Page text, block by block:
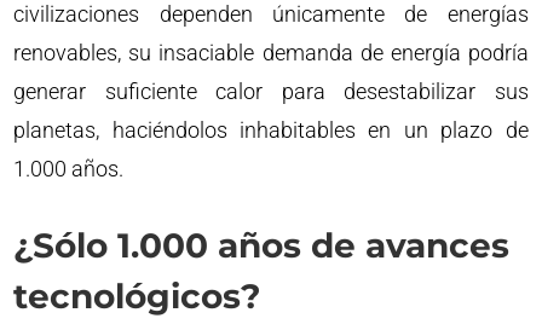
civilizaciones dependen únicamente de energías
renovables, su insaciable demanda de energía podría
generar suficiente calor para desestabilizar sus
planetas, haciéndolos inhabitables en un plazo de
1.000 años.
¿Sólo 1.000 años de avances
tecnológicos?